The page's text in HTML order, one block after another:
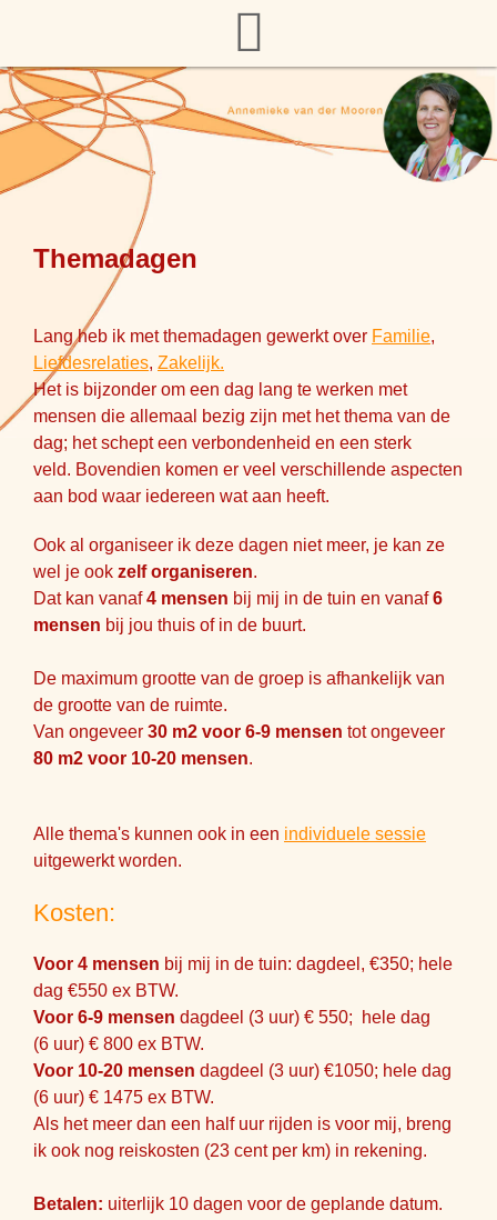
Themadagen
Lang heb ik met themadagen gewerkt over Familie,
Liefdesrelaties, Zakelijk.
Het is bijzonder om een dag lang te werken met
mensen die allemaal bezig zijn met het thema van de
dag; het schept een verbondenheid en een sterk
veld. Bovendien komen er veel verschillende aspecten
aan bod waar iedereen wat aan heeft.
Ook al organiseer ik deze dagen niet meer, je kan ze
wel je ook zelf organiseren.
Dat kan vanaf4 mensen bij mij in de tuin en vanaf6
mensen bij jou thuis of in de buurt.
De maximum grootte van de groep is afhankelijk van
de grootte van de ruimte.
Van ongeveer 30 m2 voor 6-9 mensen tot ongeveer
80 m2 voor 10-20 mensen.
Alle thema's kunnen ook in een individuele sessie
uitgewerkt worden.
Kosten:
Voor 4 mensen bij mij in de tuin: dagdeel, €350; hele
dag €550 ex BTW.
Voor 6-9 mensen dagdeel (3 uur) € 550; hele dag
(6 uur) € 800 ex BTW.
Voor 10-20 mensen dagdeel (3 uur) €1050; hele dag
(6 uur) € 1475 ex BTW.
Als het meer dan een half uur rijden is voor mij, breng
ik ook nog reiskosten (23 cent per km) in rekening.
Betalen: uiterlijk 10 dagen voor de geplande datum.